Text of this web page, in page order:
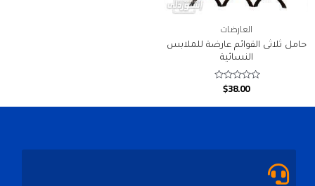
العارضات
حامل ثلاثى القوائم عارضة للملابس
النسائية
Rated
$38.00